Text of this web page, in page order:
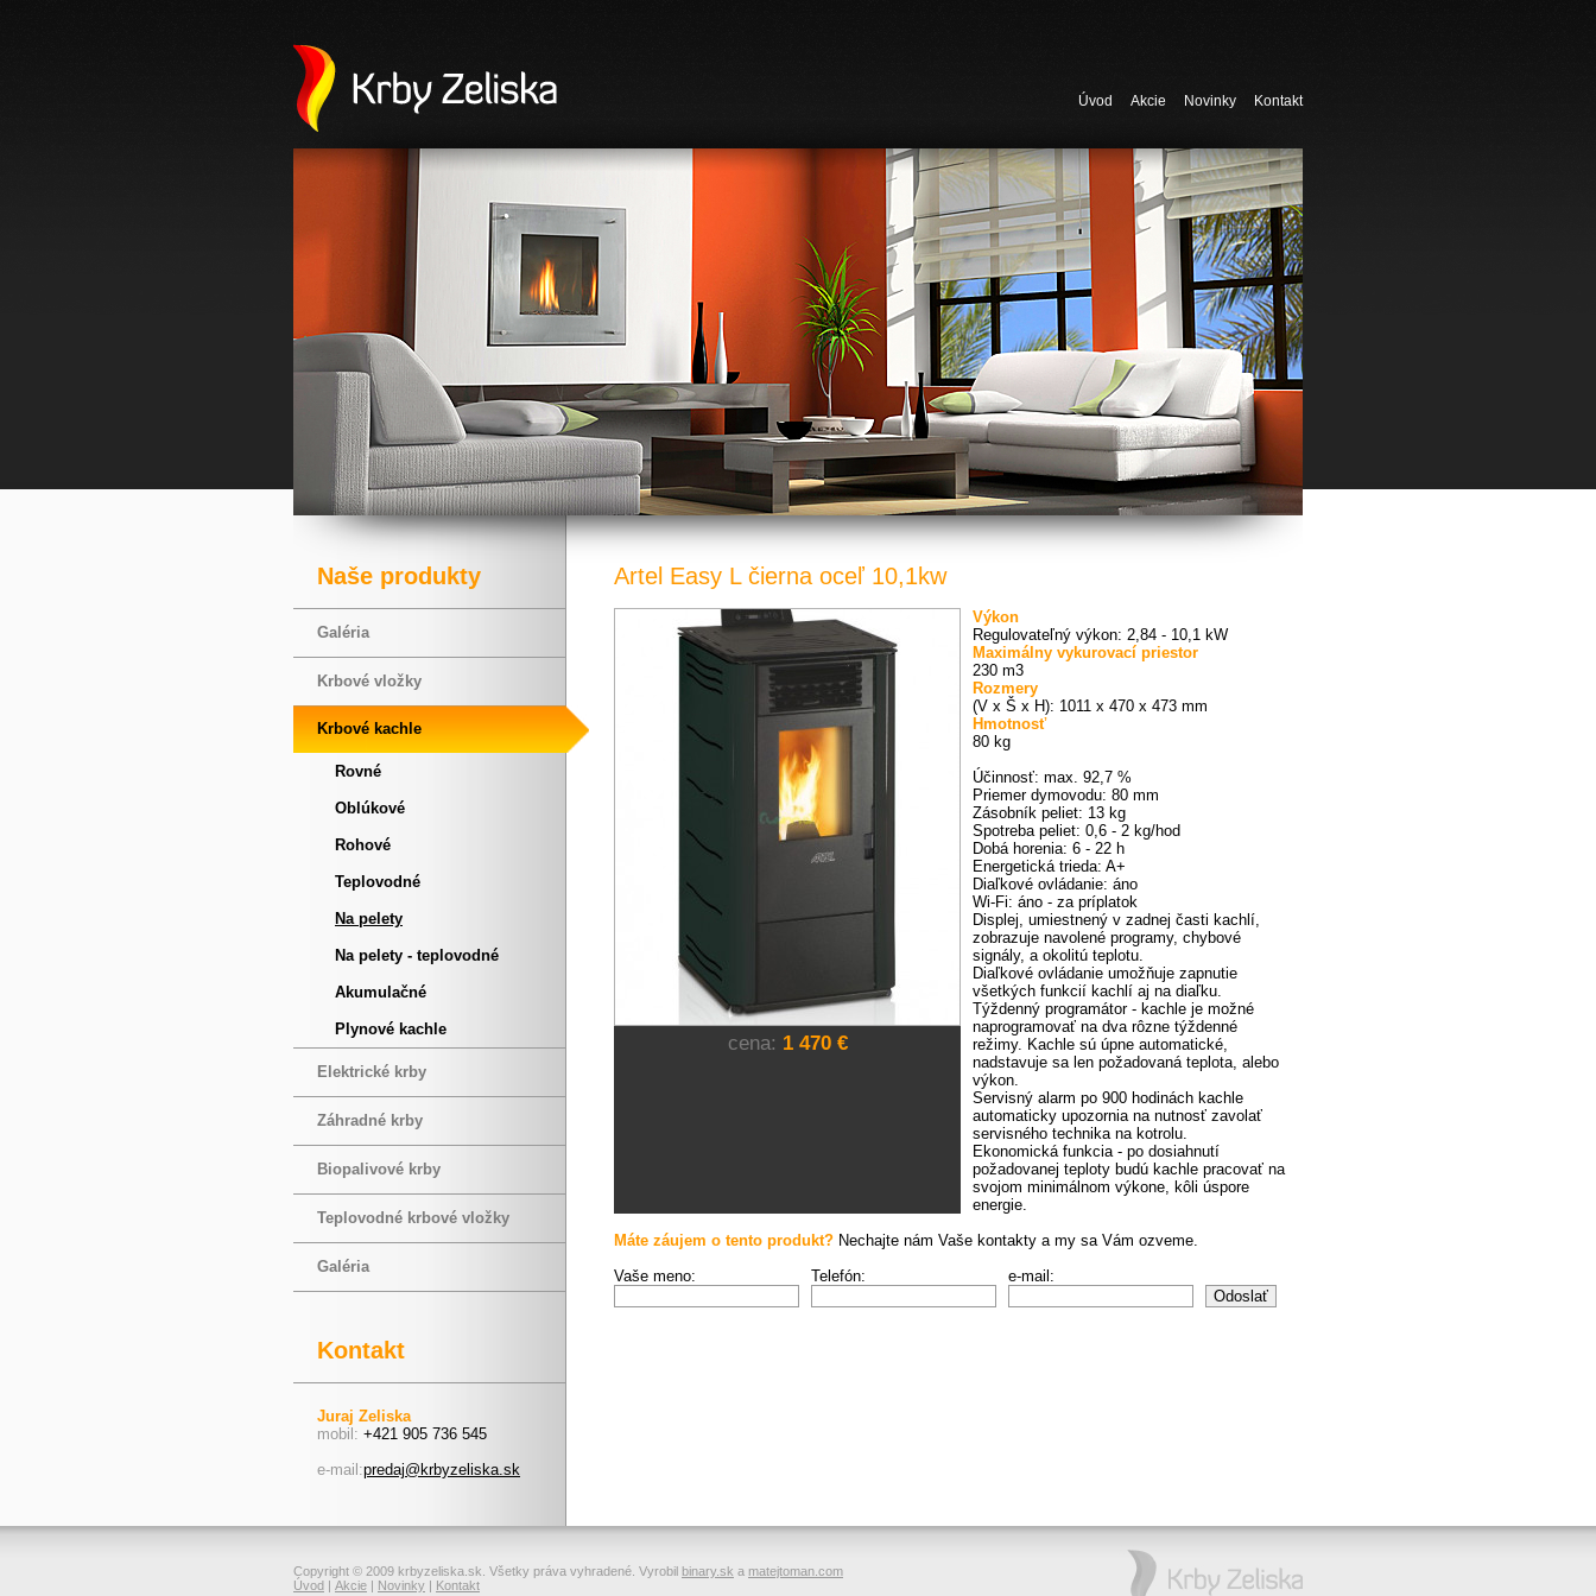
Úvod Akcie Novinky Kontakt
Naše produkty
Galéria
Krbové vložky
Krbové kachle
Rovné
Oblúkové
Rohové
Teplovodné
Na pelety
Na pelety - teplovodné
Akumulačné
Plynové kachle
Elektrické krby
Záhradné krby
Biopalivové krby
Teplovodné krbové vložky
Galéria
Kontakt
Juraj Zeliska
mobil: +421 905 736 545
e-mail:predaj@krbyzeliska.sk
Artel Easy L čierna oceľ 10,1kw
cena: 1 470 €
Výkon
Regulovateľný výkon: 2,84 - 10,1 kW
Maximálny vykurovací priestor
230 m3
Rozmery
(V x Š x H): 1011 x 470 x 473 mm
Hmotnosť
80 kg
Účinnosť: max. 92,7 %
Priemer dymovodu: 80 mm
Zásobník peliet: 13 kg
Spotreba peliet: 0,6 - 2 kg/hod
Dobá horenia: 6 - 22 h
Energetická trieda: A+
Diaľkové ovládanie: áno
Wi-Fi: áno - za príplatok
Displej, umiestnený v zadnej časti kachlí,
zobrazuje navolené programy, chybové
signály, a okolitú teplotu.
Diaľkové ovládanie umožňuje zapnutie
všetkých funkcií kachlí aj na diaľku.
Týždenný programátor - kachle je možné
naprogramovať na dva rôzne týždenné
režimy. Kachle sú úpne automatické,
nadstavuje sa len požadovaná teplota, alebo
výkon.
Servisný alarm po 900 hodinách kachle
automaticky upozornia na nutnosť zavolať
servisného technika na kotrolu.
Ekonomická funkcia - po dosiahnutí
požadovanej teploty budú kachle pracovať na
svojom minimálnom výkone, kôli úspore
energie.
Máte záujem o tento produkt? Nechajte nám Vaše kontakty a my sa Vám ozveme.
Vaše meno:
Telefón: e-mail:
Copyright © 2009 krbyzeliska.sk. Všetky práva vyhradené. Vyrobil binary.sk a matejtoman.com
Úvod | Akcie | Novinky | Kontakt